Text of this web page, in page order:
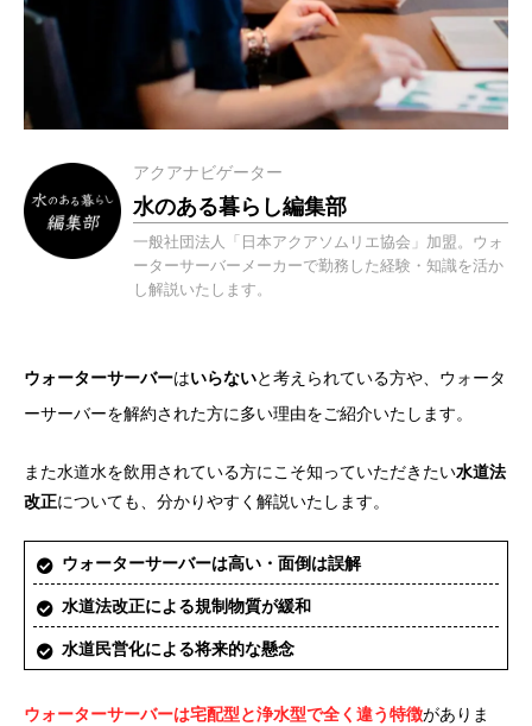
アクアナビゲーター
水のある暮らし編集部
一般社団法人「日本アクアソムリエ協会」加盟。ウォ
ーターサーバーメーカーで勤務した経験・知識を活か
し解説いたします。
ウォーターサーバーはいらないと考えられている方や、ウォータ
ーサーバーを解約された方に多い理由をご紹介いたします。
また水道水を飲用されている方にこそ知っていただきたい水道法
改正についても、分かりやすく解説いたします。
ウォーターサーバーは高い・面倒は誤解
水道法改正による規制物質が緩和
水道民営化による将来的な懸念
ウォーターサーバーは宅配型と浄水型で全く違う特徴がありま